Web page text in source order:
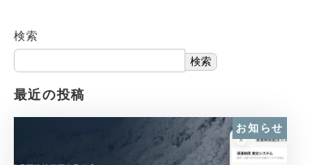
検索
検索
最近の投稿
お知らせ